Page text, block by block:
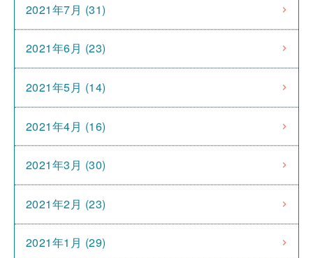
2021年7月 (31)
2021年6月 (23)
2021年5月 (14)
2021年4月 (16)
2021年3月 (30)
2021年2月 (23)
2021年1月 (29)